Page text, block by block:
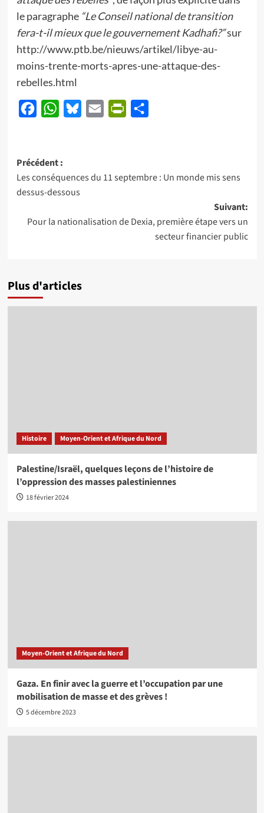
le paragraphe “Le Conseil national de transition
fera-t-il mieux que le gouvernement Kadhafi?”sur
http://www.ptb.be/nieuws/artikel/libye-au-
moins-trente-morts-apres-une-attaque-des-
rebelles.html
FacebookWhatsApp
BlueskyEmail PrintFriendly
Navigation
d’article
Précédent :
Les conséquences du 11 septembre : Un monde mis sens
dessus-dessous
Suivant:
Pour la nationalisation de Dexia, première étape vers un
secteur financier public
Plus d'articles
Histoire Moyen-Orient et Afrique du Nord
Palestine/Israël, quelques leçons de l’histoire de
l’oppression des masses palestiniennes
18 février 2024
Moyen-Orient et Afrique du Nord
Gaza. En finir avec la guerre et l’occupation par une
mobilisation de masse et des grèves !
5 décembre 2023